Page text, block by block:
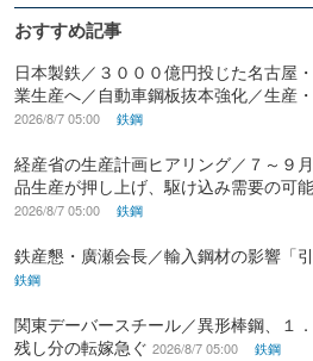
おすすめ記事
日本製鉄／３０００億円投じた名古屋
業生産へ／自動車鋼板抜本強化／生産
2026/8/7 05:00 鉄鋼
経産省の生産計画ヒアリング／７～９
品生産が押し上げ、駆け込み需要の可
2026/8/7 05:00 鉄鋼
鉄産懇・廣瀬会長／輸入鋼材の影響「
鉄鋼
関東デーバースチール／異形棒鋼、１
残し分の転嫁急ぐ 2026/8/7 05:00 鉄鋼